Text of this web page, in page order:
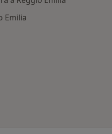
Emilia